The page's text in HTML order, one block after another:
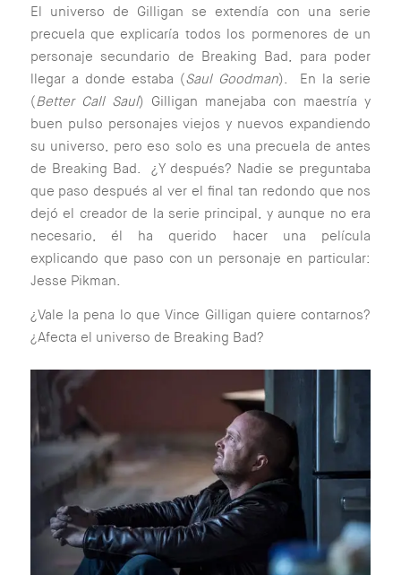
El universo de Gilligan se extendía con una serie
precuela que explicaría todos los pormenores de un
personaje secundario de Breaking Bad, para poder
llegar a donde estaba (Saul Goodman). En la serie
(Better Call Saul) Gilligan manejaba con maestría y
buen pulso personajes viejos y nuevos expandiendo
su universo, pero eso solo es una precuela de antes
de Breaking Bad. ¿Y después? Nadie se preguntaba
que paso después al ver el final tan redondo que nos
dejó el creador de la serie principal, y aunque no era
necesario, él ha querido hacer una película
explicando que paso con un personaje en particular:
Jesse Pikman.
¿Vale la pena lo que Vince Gilligan quiere contarnos?
¿Afecta el universo de Breaking Bad?